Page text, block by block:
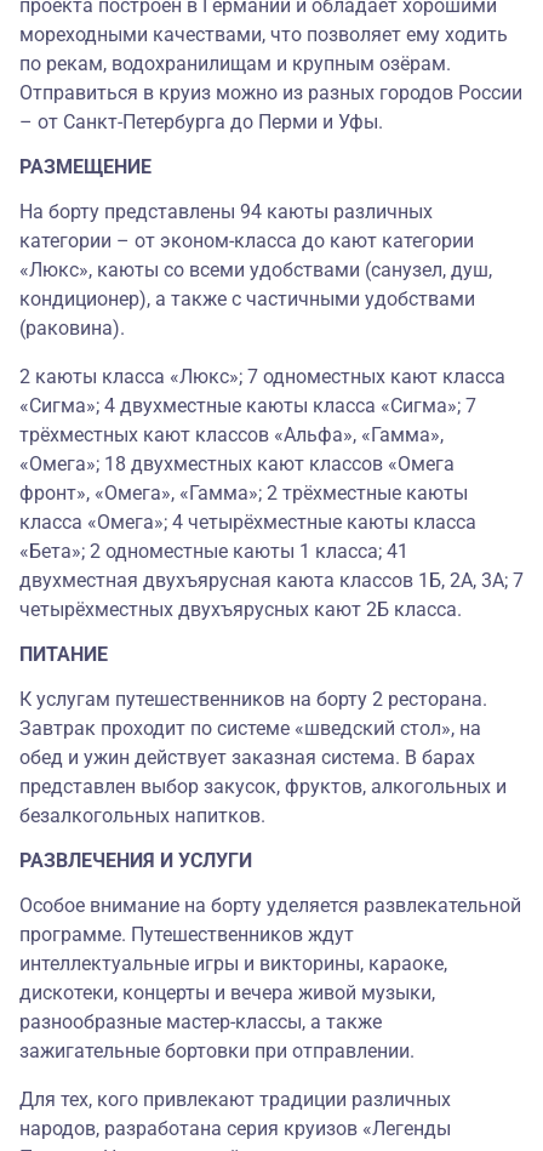
проекта построен в Германии и обладает хорошими
мореходными качествами, что позволяет ему ходить
по рекам, водохранилищам и крупным озёрам.
Отправиться в круиз можно из разных городов России
– от Санкт-Петербурга до Перми и Уфы.
РАЗМЕЩЕНИЕ
На борту представлены 94 каюты различных
категории – от эконом-класса до кают категории
«Люкс», каюты со всеми удобствами (санузел, душ,
кондиционер), а также с частичными удобствами
(раковина).
2 каюты класса «Люкс»; 7 одноместных кают класса
«Сигма»; 4 двухместные каюты класса «Сигма»; 7
трёхместных кают классов «Альфа», «Гамма»,
«Омега»; 18 двухместных кают классов «Омега
фронт», «Омега», «Гамма»; 2 трёхместные каюты
класса «Омега»; 4 четырёхместные каюты класса
«Бета»; 2 одноместные каюты 1 класса; 41
двухместная двухъярусная каюта классов 1Б, 2А, 3А; 7
четырёхместных двухъярусных кают 2Б класса.
ПИТАНИЕ
К услугам путешественников на борту 2 ресторана.
Завтрак проходит по системе «шведский стол», на
обед и ужин действует заказная система. В барах
представлен выбор закусок, фруктов, алкогольных и
безалкогольных напитков.
РАЗВЛЕЧЕНИЯ И УСЛУГИ
Особое внимание на борту уделяется развлекательной
программе. Путешественников ждут
интеллектуальные игры и викторины, караоке,
дискотеки, концерты и вечера живой музыки,
разнообразные мастер-классы, а также
зажигательные бортовки при отправлении.
Для тех, кого привлекают традиции различных
народов, разработана серия круизов «Легенды